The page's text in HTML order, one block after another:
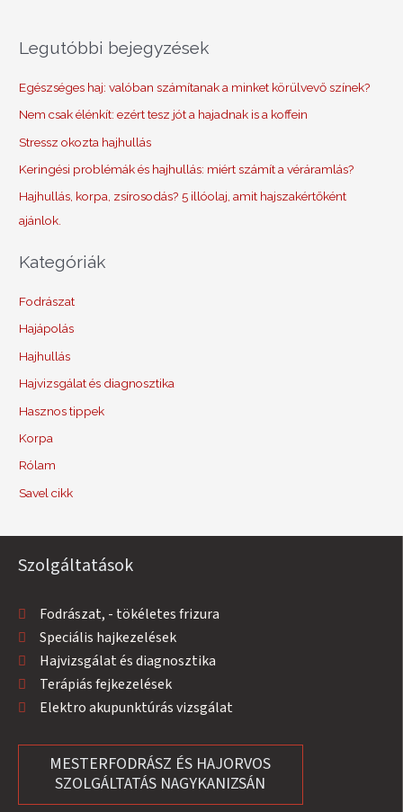
Legutóbbi bejegyzések
Egészséges haj: valóban számítanak a minket körülvevő színek?
Nem csak élénkít: ezért tesz jót a hajadnak is a koffein
Stressz okozta hajhullás
Keringési problémák és hajhullás: miért számít a véráramlás?
Hajhullás, korpa, zsírosodás? 5 illóolaj, amit hajszakértőként
ajánlok.
Kategóriák
Fodrászat
Hajápolás
Hajhullás
Hajvizsgálat és diagnosztika
Hasznos tippek
Korpa
Rólam
Savel cikk
Szolgáltatások
Fodrászat, - tökéletes frizura
Speciális hajkezelések
Hajvizsgálat és diagnosztika
Terápiás fejkezelések
Elektro akupunktúrás vizsgálat
MESTERFODRÁSZ ÉS HAJORVOS
SZOLGÁLTATÁS NAGYKANIZSÁN